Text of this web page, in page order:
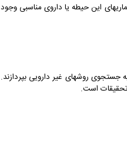
این حیطه یا داروی مناسبی وجود
روشهای غیر دارویی بپردازند.
است.